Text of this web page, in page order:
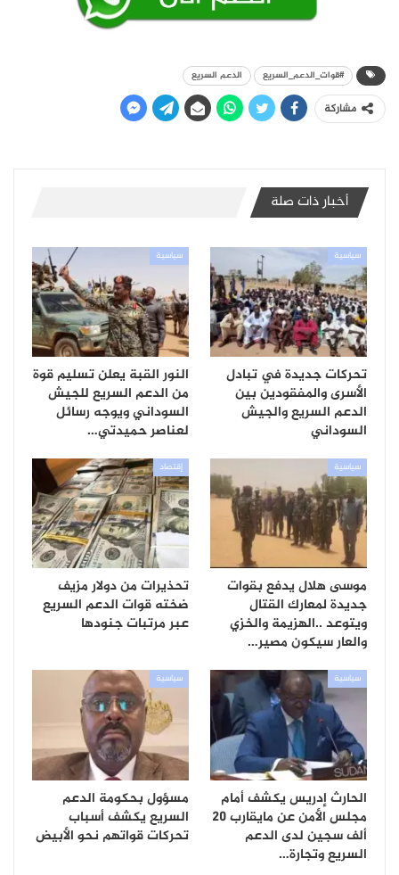
#قوات_الدعم_السريع الدعم السريع
مشاركة
أخبار ذات صلة
سياسية
تحركات جديدة في تبادل
الأسرى والمفقودين بين
الدعم السريع والجيش
السوداني
سياسية
النور القبة يعلن تسليم قوة
من الدعم السريع للجيش
السوداني ويوجه رسائل
لعناصر حميدتي…
سياسية
موسى هلال يدفع بقوات
جديدة لمعارك القتال
ويتوعد ..الهزيمة والخزي
والعار سيكون مصير…
إقتصاد
تحذيرات من دولار مزيف
ضخته قوات الدعم السريع
عبر مرتبات جنودها
سياسية
الحارث إدريس يكشف أمام
مجلس الأمن عن مايقارب 20
ألف سجين لدى الدعم
السريع وتجارة…
سياسية
مسؤول بحكومة الدعم
السريع يكشف أسباب
تحركات قواتهم نحو الأبيض